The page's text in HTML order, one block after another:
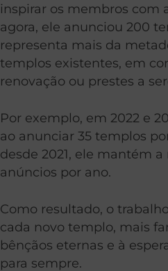
inspirar os membros com
agora, ele anunciou 200
representa mais da
templos existentes, em
renovação ou prestes a
Por exemplo, em 2022 e
ao anunciar 35 templos
desde 2021, ele mantém
anúncios por ano.
Como resultado, o
cada novo templo, mais
bênçãos eternas e à
para sempre.